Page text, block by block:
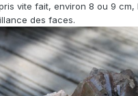
vite fait, environ 8 ou 9 cm,
des faces.